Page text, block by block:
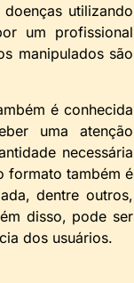
utilizando
um profissional
manipulados são
é conhecida
uma atenção
necessária
formato também é
dentre outros,
disso, pode ser
dos usuários.